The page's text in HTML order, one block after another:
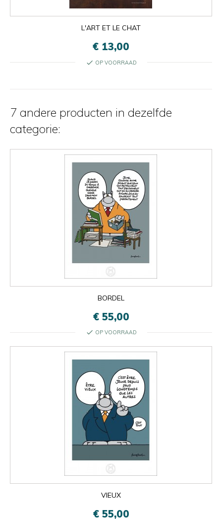
L'ART ET LE CHAT
€ 13,00
check OP VOORRAAD
7 andere producten in dezelfde
categorie:
BORDEL
€ 55,00
check OP VOORRAAD
VIEUX
€ 55,00
close
×
×